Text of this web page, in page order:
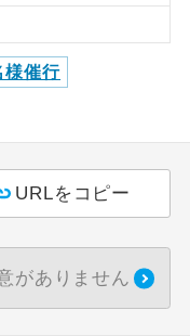
様催行
URLをコピー
がありません